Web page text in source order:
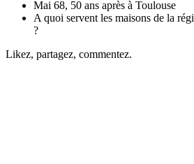
Mai 68, 50 ans après à Toulouse
A quoi servent les maisons de la
?
Likez, partagez, commentez.